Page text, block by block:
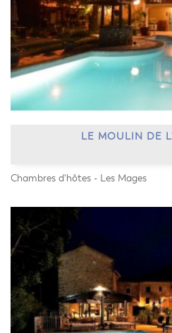
LE MOULIN DE
Chambres d'hôtes - Les Mages